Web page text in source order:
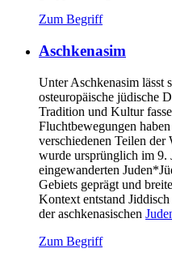
Zum Begriff
Aschkenasim
Unter Aschkenasim lässt
osteuropäische jüdische
Tradition und Kultur
Fluchtbewegungen
verschiedenen Teilen
wurde ursprünglich im 9.
eingewanderten
Gebiets geprägt und
Kontext entstand
der aschkenasischen
Zum Begriff